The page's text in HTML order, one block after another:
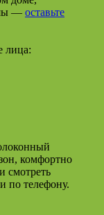
— оставьте
лица:
комфортно
смотреть
по телефону.